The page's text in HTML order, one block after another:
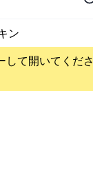
ン
して開いてくださ